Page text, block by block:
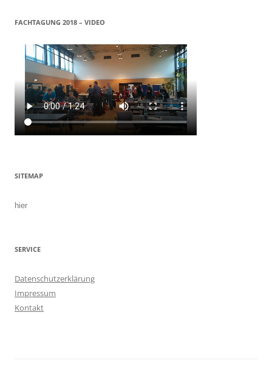
FACHTAGUNG 2018 – VIDEO
SITEMAP
hier
SERVICE
Datenschutzerklärung
Impressum
Kontakt